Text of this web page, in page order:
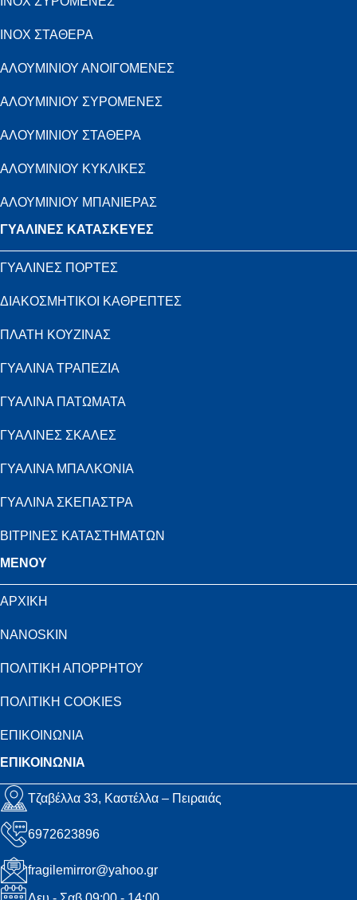
INOX ΣΤΑΘΕΡΑ
ΑΛΟΥΜΙΝΙΟΥ ΑΝΟΙΓΟΜΕΝΕΣ
ΑΛΟΥΜΙΝΙΟΥ ΣΥΡΟΜΕΝΕΣ
ΑΛΟΥΜΙΝΙΟΥ ΣΤΑΘΕΡΑ
ΑΛΟΥΜΙΝΙΟΥ ΚΥΚΛΙΚΕΣ
ΑΛΟΥΜΙΝΙΟΥ ΜΠΑΝΙΕΡΑΣ
ΓΥΑΛΙΝΕΣ ΚΑΤΑΣΚΕΥΕΣ
ΓΥΑΛΙΝΕΣ ΠΟΡΤΕΣ
ΔΙΑΚΟΣΜΗΤΙΚΟΙ ΚΑΘΡΕΠΤΕΣ
ΠΛΑΤΗ ΚΟΥΖΙΝΑΣ
ΓΥΑΛΙΝΑ ΤΡΑΠΕΖΙΑ
ΓΥΑΛΙΝΑ ΠΑΤΩΜΑΤΑ
ΓΥΑΛΙΝΕΣ ΣΚΑΛΕΣ
ΓΥΑΛΙΝΑ ΜΠΑΛΚΟΝΙΑ
ΓΥΑΛΙΝΑ ΣΚΕΠΑΣΤΡΑ
ΒΙΤΡΙΝΕΣ ΚΑΤΑΣΤΗΜΑΤΩΝ
MENOY
ΑΡΧΙΚΗ
NANOSKIN
ΠΟΛΙΤΙΚΗ ΑΠΟΡΡΗΤΟΥ
ΠΟΛΙΤΙΚΗ COOKIES
ΕΠΙΚΟΙΝΩΝΙΑ
ΕΠΙΚΟΙΝΩΝΙΑ
Τζαβέλλα 33, Καστέλλα – Πειραιάς
6972623896
fragilemirror@yahoo.gr